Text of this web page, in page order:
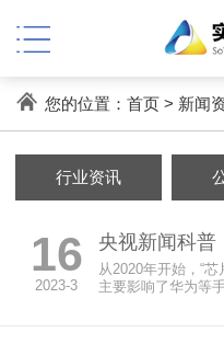
您的位置： 首页> 新闻
行业资讯
16
2023-3
央视新闻科普
从2020年开始，“
主要影响了华为等